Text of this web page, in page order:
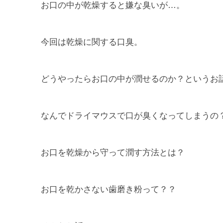
お口の中が乾燥すると嫌な臭いが…。
今回は乾燥に関する口臭。
どうやったらお口の中が潤せるのか？というお
なんでドライマウスで口が臭くなってしまうの
お口を乾燥から守って潤す方法とは？
お口を乾かさない歯磨き粉って？？